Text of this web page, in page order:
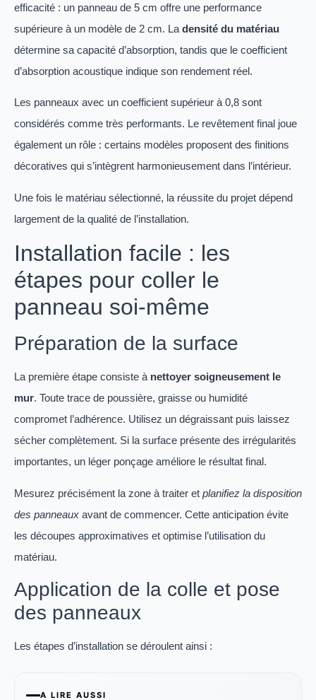
efficacité : un panneau de 5 cm offre une performance
supérieure à un modèle de 2 cm. La densité du matériau
détermine sa capacité d’absorption, tandis que le coefficient
d’absorption acoustique indique son rendement réel.
Les panneaux avec un coefficient supérieur à 0,8 sont
considérés comme très performants. Le revêtement final joue
également un rôle : certains modèles proposent des finitions
décoratives qui s’intègrent harmonieusement dans l’intérieur.
Une fois le matériau sélectionné, la réussite du projet dépend
largement de la qualité de l’installation.
Installation facile : les
étapes pour coller le
panneau soi-même
Préparation de la surface
La première étape consiste à nettoyer soigneusement le
mur. Toute trace de poussière, graisse ou humidité
compromet l’adhérence. Utilisez un dégraissant puis laissez
sécher complètement. Si la surface présente des irrégularités
importantes, un léger ponçage améliore le résultat final.
Mesurez précisément la zone à traiter et planifiez la disposition
des panneaux avant de commencer. Cette anticipation évite
les découpes approximatives et optimise l’utilisation du
matériau.
Application de la colle et pose
des panneaux
Les étapes d’installation se déroulent ainsi :
A LIRE AUSSI